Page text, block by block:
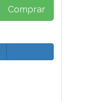
Comprar